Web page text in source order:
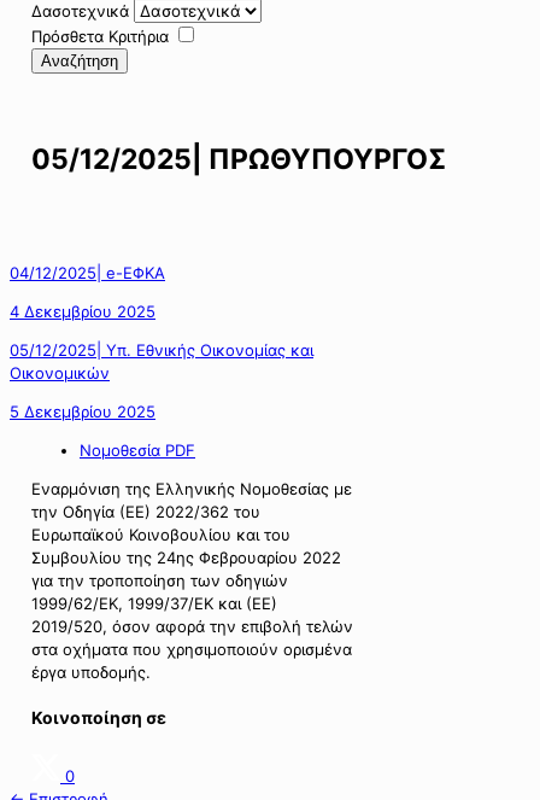
Δασοτεχνικά
Πρόσθετα Κριτήρια
Αναζήτηση
05/12/2025| ΠΡΩΘΥΠΟΥΡΓΟΣ
04/12/2025| e-ΕΦΚΑ
4 Δεκεμβρίου 2025
05/12/2025| Υπ. Εθνικής Οικονομίας και
Οικονομικών
5 Δεκεμβρίου 2025
Νομοθεσία PDF
Εναρμόνιση της Ελληνικής Νομοθεσίας με
την Οδηγία (ΕΕ) 2022/362 του
Ευρωπαϊκού Κοινοβουλίου και του
Συμβουλίου της 24ης Φεβρουαρίου 2022
για την τροποποίηση των οδηγιών
1999/62/ΕΚ, 1999/37/ΕΚ και (ΕΕ)
2019/520, όσον αφορά την επιβολή τελών
στα οχήματα που χρησιμοποιούν ορισμένα
έργα υποδομής.
Κοινοποίηση σε
0